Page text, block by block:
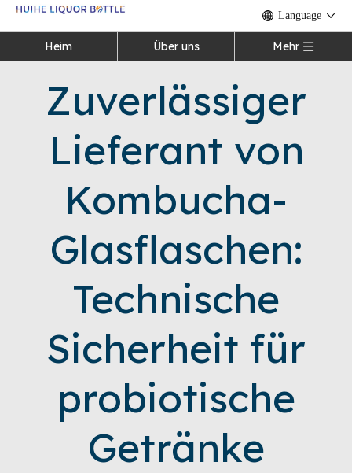
Language
Heim Über uns Mehr
Zuverlässiger
Lieferant von
Kombucha-
Glasflaschen:
Technische
Sicherheit für
probiotische
Getränke